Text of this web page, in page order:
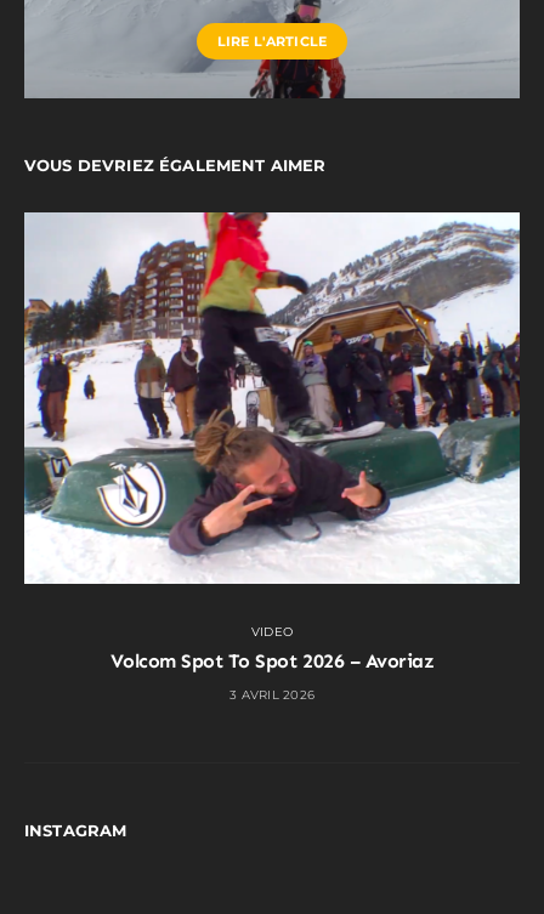
LIRE L'ARTICLE
VOUS DEVRIEZ ÉGALEMENT AIMER
VIDEO
Volcom Spot To Spot 2026 – Avoriaz
3 AVRIL 2026
INSTAGRAM